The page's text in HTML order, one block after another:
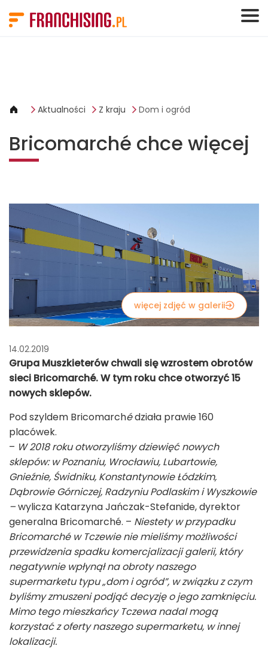
Aktualności Z kraju Dom i ogród
Bricomarché chce więcej
więcej zdjęć w galerii
14.02.2019
Grupa Muszkieterów chwali się wzrostem obrotów
sieci Bricomarché. W tym roku chce otworzyć 15
nowych sklepów.
Pod szyldem Bricomarchédziała prawie 160
placówek.
– W 2018 roku otworzyliśmy dziewięć nowych
sklepów: w Poznaniu, Wrocławiu, Lubartowie,
Gnieźnie, Świdniku, Konstantynowie Łódzkim,
Dąbrowie Górniczej, Radzyniu Podlaskim i Wyszkowie
–wylicza Katarzyna Jańczak-Stefanide, dyrektor
generalna Bricomarché. – Niestety w przypadku
Bricomarché w Tczewie nie mieliśmy możliwości
przewidzenia spadku komercjalizacji galerii, który
negatywnie wpłynął na obroty naszego
supermarketu typu „dom i ogród”, w związku z czym
byliśmy zmuszeni podjąć decyzję o jego zamknięciu.
Mimo tego mieszkańcy Tczewa nadal mogą
korzystać z oferty naszego supermarketu, w innej
lokalizacji.